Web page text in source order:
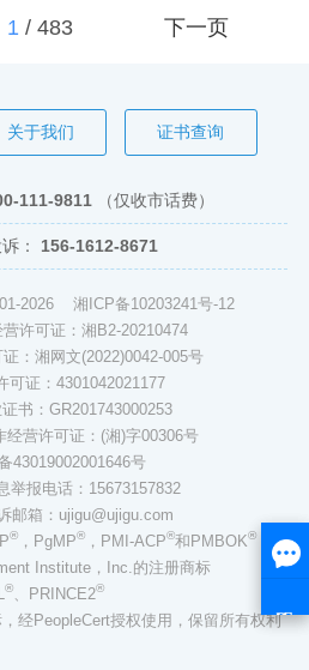
1/ 483 下一页
关于我们 证书查询
111-9811 （仅收市话费）
： 156-1612-8671
2026 湘ICP备10203241号-12
许可证：湘B2-20210474
：湘网文(2022)0042-005号
可证：4301042021177
书：GR201743000253
经营许可证：(湘)字00306号
43019002001646号
举报电话：15673157832
邮箱：ujigu@ujigu.com
®，PgMP®，PMI-ACP®和PMBOK®
Institute，Inc.的注册商标
®、PRINCE2®
经PeopleCert授权使用，保留所有权利